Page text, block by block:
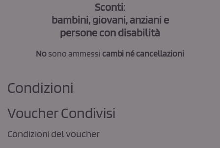
Sconti:
bambini, giovani, anziani e
persone con disabilità
Nosono ammessi cambi né cancellazioni
Condizioni
Voucher Condivisi
Condizioni del voucher